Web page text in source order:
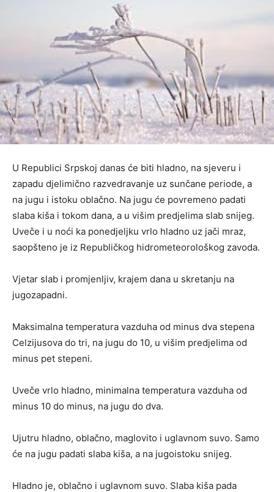
U Republici Srpskoj danas će biti hladno, na sjeveru i
zapadu djelimično razvedravanje uz sunčane periode, a
na jugu i istoku oblačno. Na jugu će povremeno padati
slaba kiša i tokom dana, a u višim predjelima slab snijeg.
Uveče i u noći ka ponedjeljku vrlo hladno uz jači mraz,
saopšteno je iz Republičkog hidrometeorološkog zavoda.
Vjetar slab i promjenljiv, krajem dana u skretanju na
jugozapadni.
Maksimalna temperatura vazduha od minus dva stepena
Celzijusova do tri, na jugu do 10, u višim predjelima od
minus pet stepeni.
Uveče vrlo hladno, minimalna temperatura vazduha od
minus 10 do minus, na jugu do dva.
Ujutru hladno, oblačno, maglovito i uglavnom suvo. Samo
će na jugu padati slaba kiša, a na jugoistoku snijeg.
Hladno je, oblačno i uglavnom suvo. Slaba kiša pada